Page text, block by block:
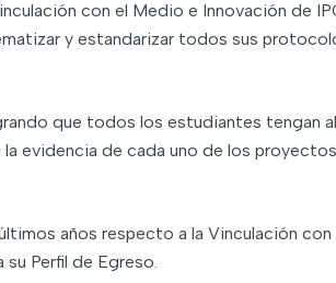
con el Medio e Innovación de
y estandarizar todos sus
que todos los estudiantes tengan
evidencia de cada uno de los
años respecto a la Vinculación
Perfil de Egreso.